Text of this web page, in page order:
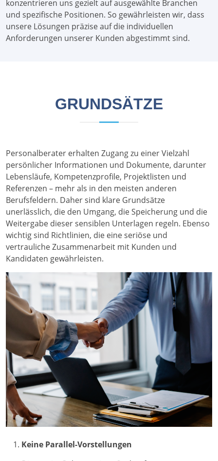
konzentrieren uns gezielt auf ausgewählte Branchen
und spezifische Positionen. So gewährleisten wir, dass
unsere Lösungen präzise auf die individuellen
Anforderungen unserer Kunden abgestimmt sind.
GRUNDSÄTZE
Personalberater erhalten Zugang zu einer Vielzahl
persönlicher Informationen und Dokumente, darunter
Lebensläufe, Kompetenzprofile, Projektlisten und
Referenzen – mehr als in den meisten anderen
Berufsfeldern. Daher sind klare Grundsätze
unerlässlich, die den Umgang, die Speicherung und die
Weitergabe dieser sensiblen Unterlagen regeln. Ebenso
wichtig sind Richtlinien, die eine seriöse und
vertrauliche Zusammenarbeit mit Kunden und
Kandidaten gewährleisten.
Keine Parallel-Vorstellungen